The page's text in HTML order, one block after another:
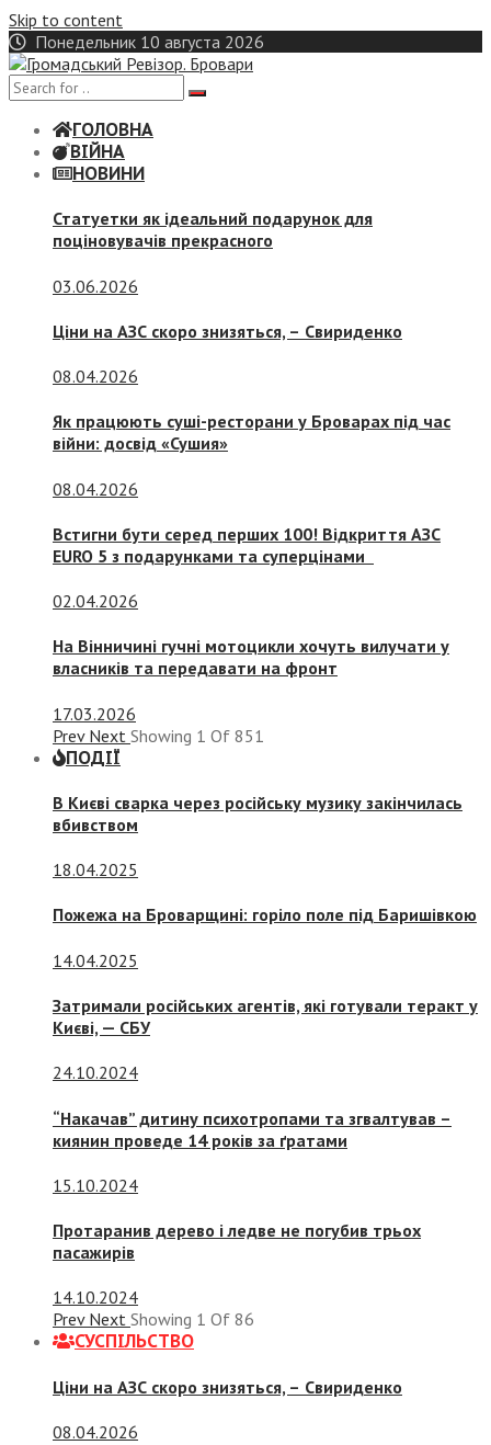
Skip to content
Понедельник 10 августа 2026
ГОЛОВНА
ВІЙНА
НОВИНИ
Статуетки як ідеальний подарунок для
поціновувачів прекрасного
03.06.2026
Ціни на АЗС скоро знизяться, – Свириденко
08.04.2026
Як працюють суші-ресторани у Броварах під час
війни: досвід «Сушия»
08.04.2026
Встигни бути серед перших 100! Відкриття АЗС
EURO 5 з подарунками та суперцінами
02.04.2026
На Вінничині гучні мотоцикли хочуть вилучати у
власників та передавати на фронт
17.03.2026
Prev Next Showing 1 Of 851
ПОДІЇ
В Києві сварка через російську музику закінчилась
вбивством
18.04.2025
Пожежа на Броварщині: горіло поле під Баришівкою
14.04.2025
Затримали російських агентів, які готували теракт у
Києві, — СБУ
24.10.2024
“Накачав” дитину психотропами та згвалтував –
киянин проведе 14 років за ґратами
15.10.2024
Протаранив дерево і ледве не погубив трьох
пасажирів
14.10.2024
Prev Next Showing 1 Of 86
СУСПIЛЬСТВО
Ціни на АЗС скоро знизяться, – Свириденко
08.04.2026